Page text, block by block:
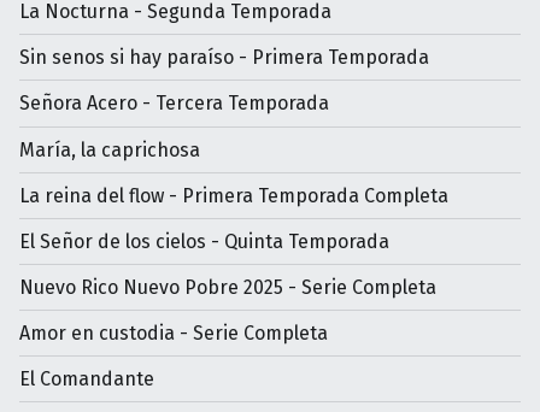
La Nocturna - Segunda Temporada
Sin senos si hay paraíso - Primera Temporada
Señora Acero - Tercera Temporada
María, la caprichosa
La reina del flow - Primera Temporada Completa
El Señor de los cielos - Quinta Temporada
Nuevo Rico Nuevo Pobre 2025 - Serie Completa
Amor en custodia - Serie Completa
El Comandante